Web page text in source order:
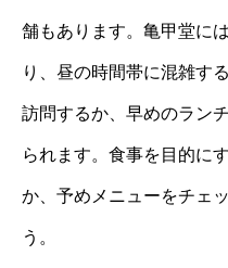
舗もあります。亀甲堂に
り、昼の時間帯に混雑す
訪問するか、早めのラン
られます。食事を目的に
か、予めメニューをチェ
う。